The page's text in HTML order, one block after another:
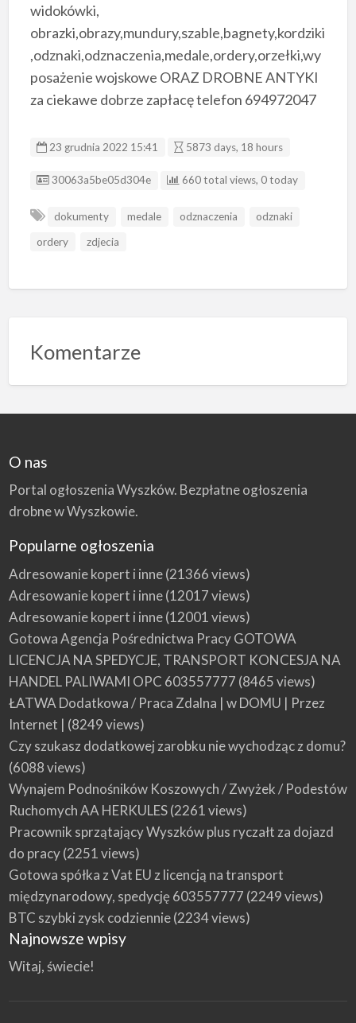
widokówki,
obrazki,obrazy,mundury,szable,bagnety,kordziki
,odznaki,odznaczenia,medale,ordery,orzełki,wy
posażenie wojskowe ORAZ DROBNE ANTYKI
za ciekawe dobrze zapłacę telefon 694972047
23 grudnia 2022 15:41 5873 days, 18 hours
Listing ID
30063a5be05d304e 660 total views, 0 today
dokumenty medale odznaczenia
odznaki
ordery
zdjecia
Komentarze
O nas
Portal ogłoszenia Wyszków. Bezpłatne ogłoszenia
drobne w Wyszkowie.
Popularne ogłoszenia
Adresowanie kopert i inne(21366 views)
Adresowanie kopert i inne(12017 views)
Adresowanie kopert i inne(12001 views)
Gotowa Agencja Pośrednictwa Pracy GOTOWA
LICENCJA NA SPEDYCJE, TRANSPORT KONCESJA NA
HANDEL PALIWAMI OPC 603557777 (8465 views)
ŁATWA Dodatkowa / Praca Zdalna | w DOMU | Przez
Internet | (8249 views)
Czy szukasz dodatkowej zarobku nie wychodząc z domu?
(6088 views)
Wynajem Podnośników Koszowych / Zwyżek / Podestów
Ruchomych AA HERKULES(2261 views)
Pracownik sprzątający Wyszków plus ryczałt za dojazd
do pracy(2251 views)
Gotowa spółka z Vat EU z licencją na transport
międzynarodowy, spedycję 603557777 (2249 views)
BTC szybki zysk codziennie(2234 views)
Najnowsze wpisy
Witaj, świecie!